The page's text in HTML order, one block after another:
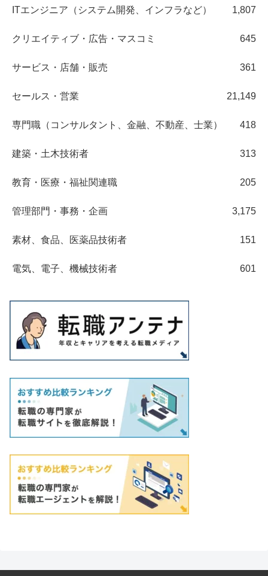
ITエンジニア（システム開発、インフラなど） 1,807
クリエイティブ・広告・マスコミ 645
サービス・店舗・販売 361
セールス・営業 21,149
専門職（コンサルタント、金融、不動産、士業） 418
建築・土木技術者 313
教育・医療・福祉関連職 205
管理部門・事務・企画 3,175
素材、食品、医薬品技術者 151
電気、電子、機械技術者 601